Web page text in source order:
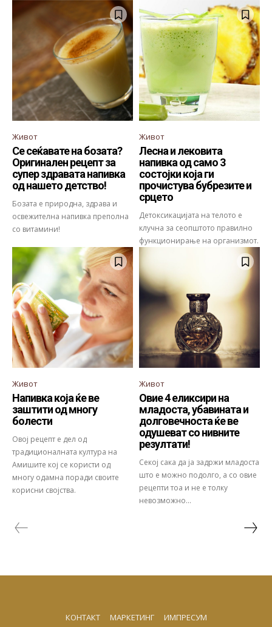
Живот
Се сеќавате на бозата?
Оригинален рецепт за
супер здравата напивка
од нашето детство!
Бозата е природна, здрава и
освежителна напивка преполна
со витамини!
Живот
Лесна и лековита
напивка од само 3
состојки која ги
прочистува бубрезите и
срцето
Детоксикацијата на телото е
клучна за сеопштото правилно
функционирање на организмот.
Живот
Напивка која ќе ве
заштити од многу
болести
Овој рецепт е дел од
традиционалната култура на
Амишите кој се користи од
многу одамна поради своите
корисни својства.
Живот
Овие 4 еликсири на
младоста, убавината и
долговечноста ќе ве
одушеват со нивните
резултати!
Секој сака да ја задржи младоста
што е можно подолго, а со овие
рецепти тоа и не е толку
невозможно...
КОНТАКТ МАРКЕТИНГ ИМПРЕСУМ